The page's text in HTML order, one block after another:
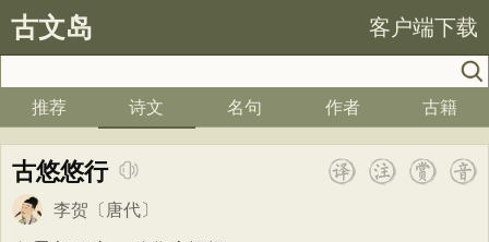
古文岛 客户端下载
推荐 诗文 名句 作者 古籍
古悠悠行
李贺 〔唐代〕